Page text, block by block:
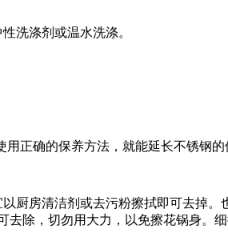
洗涤剂或温水洗涤。
正确的保养方法，就能延长不锈钢
厨房清洁剂或去污粉擦拭即可去掉。
除，切勿用大力，以免擦花锅身。